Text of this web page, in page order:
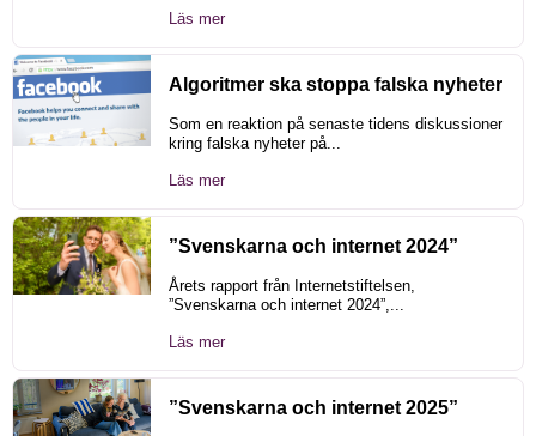
Läs mer
Algoritmer ska stoppa falska nyheter
Som en reaktion på senaste tidens diskussioner
kring falska nyheter på...
Läs mer
”Svenskarna och internet 2024”
Årets rapport från Internetstiftelsen,
”Svenskarna och internet 2024”,...
Läs mer
”Svenskarna och internet 2025”